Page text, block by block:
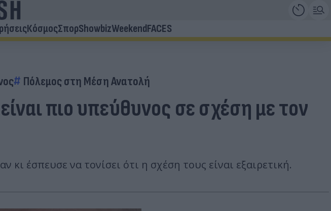
ΚόσμοςΣπορShowbizWeekendFACES
Πόλεμος στη Μέση Ανατολή
πιο υπεύθυνος σε σχέση με τον
έσπευσε να τονίσει ότι η σχέση τους είναι εξαιρετική.